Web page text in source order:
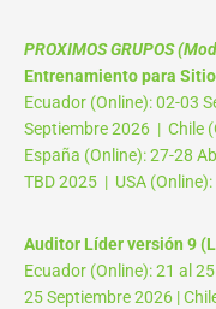
PROXIMOS GRUPOS
Entrenamiento para
Ecuador (Online): 02-03
Septiembre 2026 | Chile
España (Online): 27-28
TBD 2025 | USA
Auditor Líder versión 9
Ecuador (Online): 21 al
25 Septiembre 2026 |